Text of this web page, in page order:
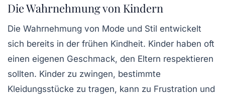
Die Wahrnehmung von Kindern
Die Wahrnehmung von Mode und Stil entwickelt
sich bereits in der frühen Kindheit. Kinder haben oft
einen eigenen Geschmack, den Eltern respektieren
sollten. Kinder zu zwingen, bestimmte
Kleidungsstücke zu tragen, kann zu Frustration und